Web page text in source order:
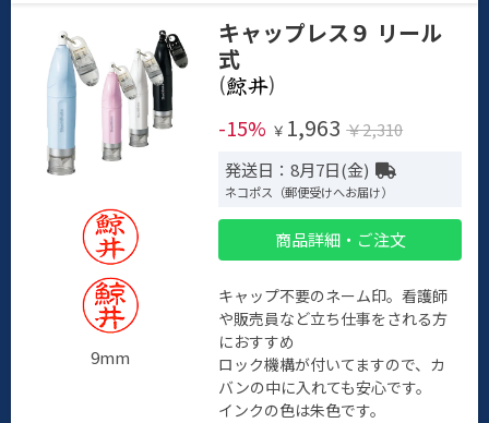
9mm
キャップレス９ リール
式
(
)
-15% ￥ 1,963 ￥2,310
発送日：8月7日(金)
ネコポス（郵便受けへお届け）
商品詳細・ご注文
キャップ不要のネーム印。看護師
や販売員など立ち仕事をされる方
におすすめ
ロック機構が付いてますので、カ
バンの中に入れても安心です。
インクの色は朱色です。